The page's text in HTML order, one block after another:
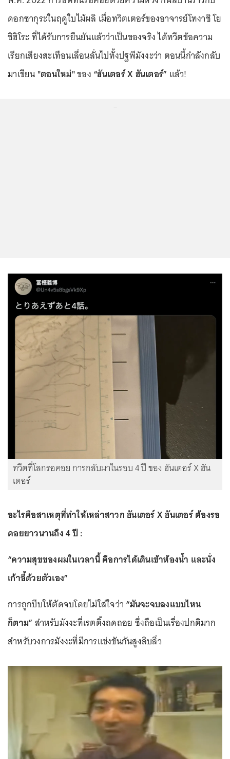
ดอกซากุระในฤดูใบไม้ผลิ เมื่อทวิตเตอร์ของอาจารย์โทงาชิ โย
ชิฮิโระ ที่ได้รับการยืนยันแล้วว่าเป็นของจริง ได้ทวีตข้อความ
เรียกเสียงสะเทือนเลื่อนลั่นไปทั้งปฐพีมังงะว่า ตอนนี้กำลังกลับ
มาเขียน "ตอนใหม่"ของ “ฮันเตอร์ X ฮันเตอร์” แล้ว!
ทวีตที่โลกรอคอย การกลับมาในรอบ 4 ปี ของ ฮันเตอร์ X ฮัน
เตอร์
อะไรคือสาเหตุที่ทำให้เหล่าสาวก ฮันเตอร์ X ฮันเตอร์ ต้องรอ
คอยยาวนานถึง 4 ปี :
“ความสุขของผมในเวลานี้ คือการได้เดินเข้าห้องน้ำ และนั่ง
เก้าอี้ด้วยตัวเอง”
การถูกบีบให้ตัดจบโดยไม่ใส่ใจว่า “มันจะจบลงแบบไหน
ก็ตาม” สำหรับมังงะที่เรตติ้งถดถอย ซึ่งถือเป็นเรื่องปกติมาก
สำหรับวงการมังงะที่มีการแข่งขันกันสูงลิบลิ่ว